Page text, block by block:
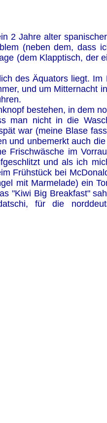
2 Jahre alter
(neben dem, dass
(dem Klapptisch, der
des Äquators liegt. Im
und um Mitternacht
bestehen, in dem
man nicht in die
war (meine Blase
und unbemerkt auch
Frischwäsche im
und als ich
Frühstück bei
mit Marmelade) ein
"Kiwi Big Breakfast"
für die